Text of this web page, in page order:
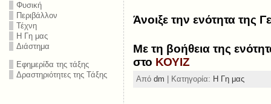
Φυσική
Περιβάλλον
Τέχνη
Η Γη μας
Διάστημα
Εφημερίδα της τάξης
Δραστηριότητες της Τάξης
Άνοιξε την ενότητα
Με τη βοήθεια της
στο ΚΟΥΙΖ
Από dm | Κατηγορία: Η Γη μας